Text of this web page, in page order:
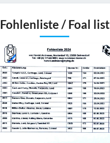
Fohlenliste / Foal list